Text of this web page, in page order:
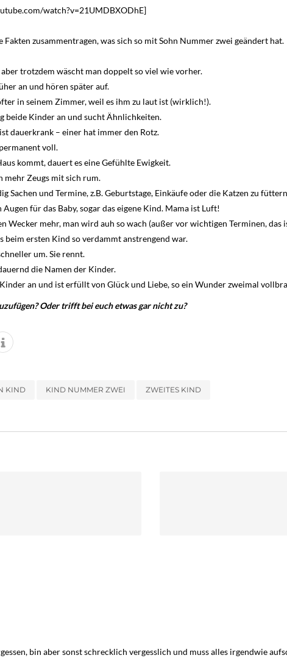
watch?v=21UMDBXODhE]
Fakten zusammentragen, was sich so mit Sohn Nummer zwei geändert hat.
aber trotzdem wäscht man doppelt so viel wie vorher.
an und hören später auf.
in seinem Zimmer, weil es ihm zu laut ist (wirklich!).
beide Kinder an und sucht Ähnlichkeiten.
dauerkrank – einer hat immer den Rotz.
voll.
kommt, dauert es eine Gefühlte Ewigkeit.
mehr Zeugs mit sich rum.
Sachen und Termine, z.B. Geburtstage, Einkäufe oder die Katzen zu
Augen für das Baby, sogar das eigene Kind. Mama ist Luft!
Wecker mehr, man wird auh so wach (außer vor wichtigen Terminen, das
beim ersten Kind so verdammt anstrengend war.
um. Sie rennt.
die Namen der Kinder.
an und ist erfüllt von Glück und Liebe, so ein Wunder zweimal
Oder trifft bei euch etwas gar nicht zu?
KIND KIND NUMMER ZWEI ZWEITES KIND
bin aber sonst schrecklich vergesslich und muss alles irgendwie